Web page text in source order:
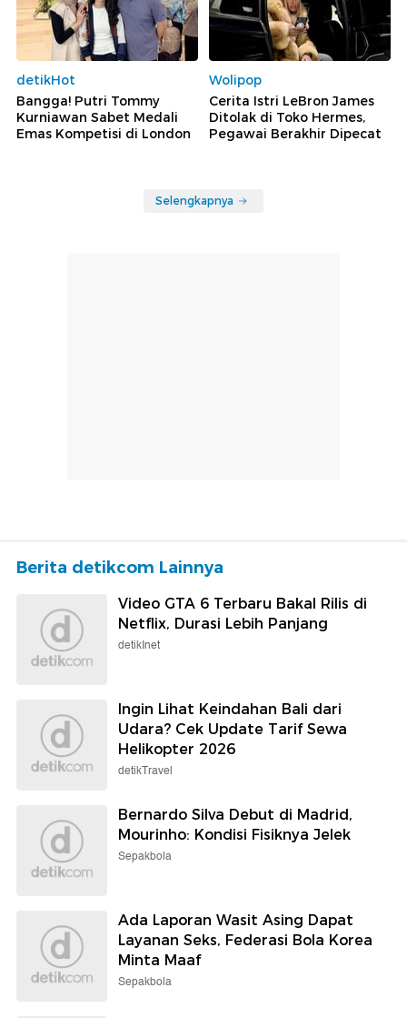
detikHot
Bangga! Putri Tommy
Kurniawan Sabet Medali
Emas Kompetisi di London
Wolipop
Cerita Istri LeBron James
Ditolak di Toko Hermes,
Pegawai Berakhir Dipecat
Selengkapnya
Berita detikcom Lainnya
Video GTA 6 Terbaru Bakal Rilis di
Netflix, Durasi Lebih Panjang
detikInet
Ingin Lihat Keindahan Bali dari
Udara? Cek Update Tarif Sewa
Helikopter 2026
detikTravel
Bernardo Silva Debut di Madrid,
Mourinho: Kondisi Fisiknya Jelek
Sepakbola
Ada Laporan Wasit Asing Dapat
Layanan Seks, Federasi Bola Korea
Minta Maaf
Sepakbola